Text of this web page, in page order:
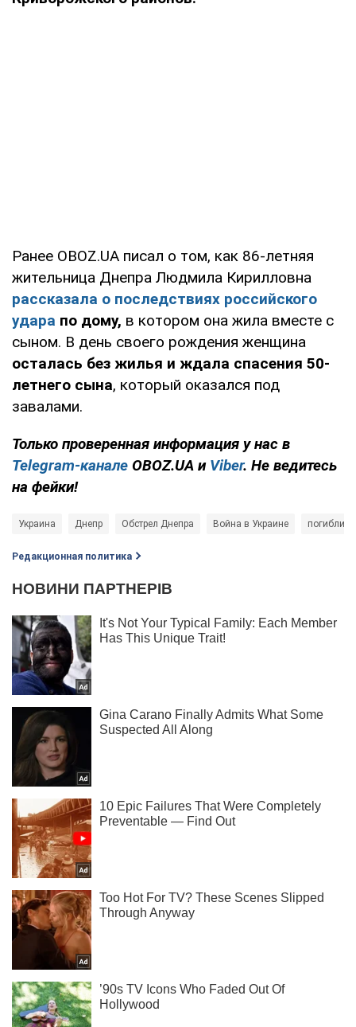
Ранее OBOZ.UA писал о том, как 86-летняя
жительница Днепра Людмила Кирилловна
рассказала о последствиях российского
удара по дому, в котором она жила вместе с
сыном. В день своего рождения женщина
осталась без жилья и ждала спасения 50-
летнего сына, который оказался под
завалами.
Только проверенная информация у нас в
Telegram-канале OBOZ.UA и Viber. Не ведитесь
на фейки!
Украина Днепр Обстрел Днепра Война в Украине погибли
Редакционная политика